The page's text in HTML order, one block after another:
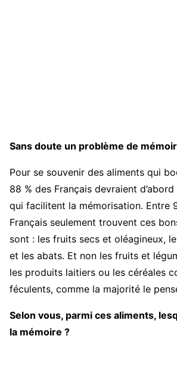
Sans doute un problème de
Pour se souvenir des aliments qui
88 % des Français devraient
qui facilitent la mémorisation. Entre
Français seulement trouvent ces
sont : les fruits secs et oléagineux,
et les abats. Et non les fruits et
les produits laitiers ou les céréales
féculents, comme la majorité le
Selon vous, parmi ces aliments,
la mémoire ?